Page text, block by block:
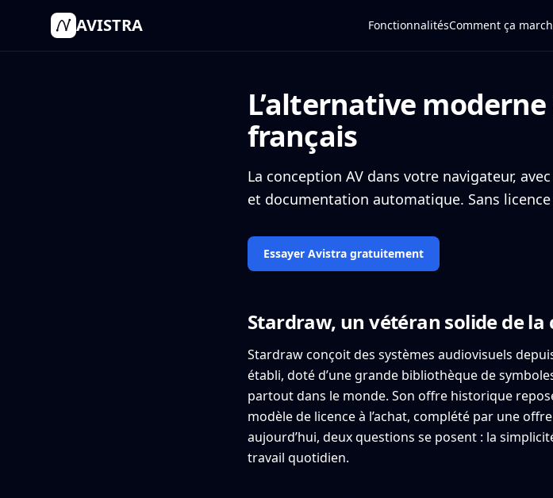
AVISTRA FonctionnalitésComment ça
L’alternative
français
La conception AV dans votre navigateur,
et documentation automatique. Sans licence
Essayer Avistra gratuitement
Stardraw, un vétéran solide de la
Stardraw conçoit des systèmes audiovisuels
établi, doté d’une grande bibliothèque de
partout dans le monde. Son offre historique
modèle de licence à l’achat, complété par une
aujourd’hui, deux questions se posent : la
travail quotidien.